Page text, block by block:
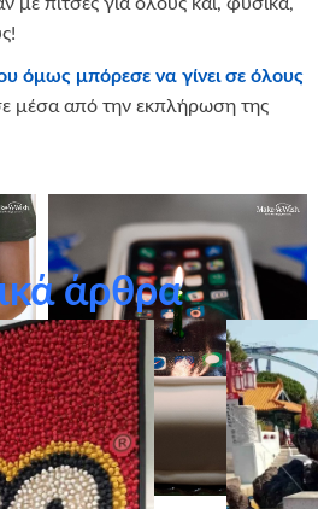
όμως μπόρεσε να γίνει σε όλους
μέσα από την εκπλήρωση της
άρθρα